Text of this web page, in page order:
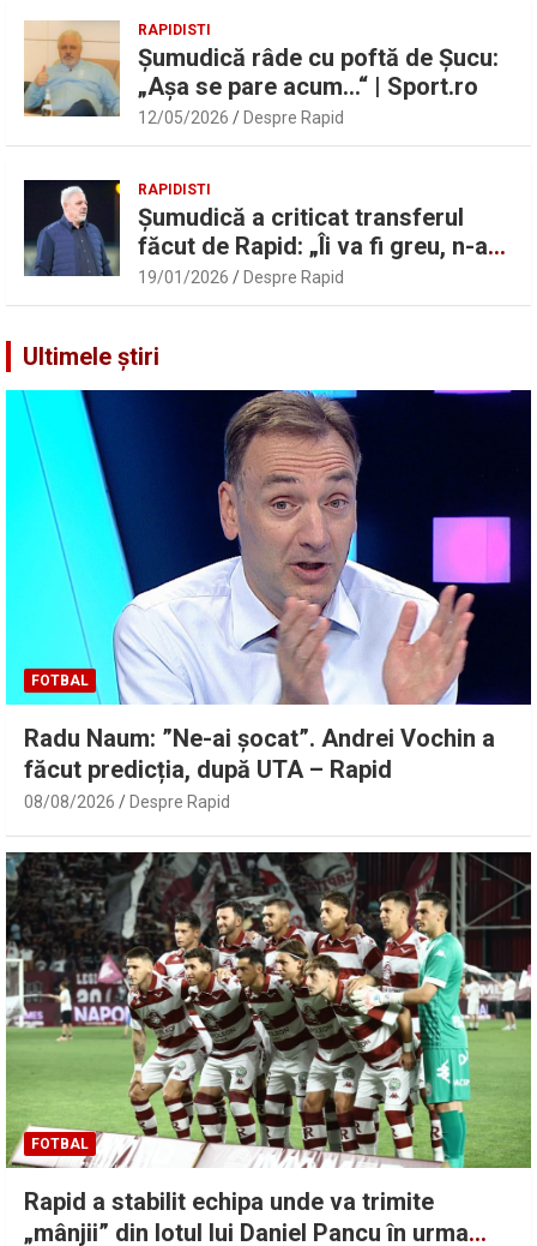
RAPIDISTI
Șumudică râde cu poftă de Șucu:
„Așa se pare acum…“ | Sport.ro
12/05/2026 Despre Rapid
RAPIDISTI
Șumudică a criticat transferul
făcut de Rapid: „Îi va fi greu, n-am
înțeles”
19/01/2026 Despre Rapid
Ultimele știri
FOTBAL
Radu Naum: ”Ne-ai șocat”. Andrei Vochin a
făcut predicția, după UTA – Rapid
08/08/2026 Despre Rapid
FOTBAL
Rapid a stabilit echipa unde va trimite
„mânjii” din lotul lui Daniel Pancu în urma